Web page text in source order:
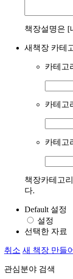
책장설명은 [
새책장 카테
카테고
카테고
카테고
책장카테고
다.
Default 설정
설정
선택한 자료
취소 새 책장 만들
관심분야 검색